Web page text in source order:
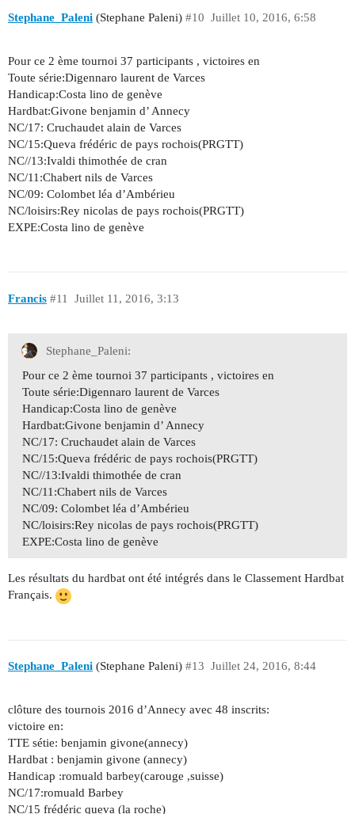
Stephane_Paleni (Stephane Paleni) Juillet 10, 2016, 6:58
#10
Pour ce 2 ème tournoi 37 participants , victoires en
Toute série:Digennaro laurent de Varces
Handicap:Costa lino de genève
Hardbat:Givone benjamin d’ Annecy
NC/17: Cruchaudet alain de Varces
NC/15:Queva frédéric de pays rochois(PRGTT)
NC//13:Ivaldi thimothée de cran
NC/11:Chabert nils de Varces
NC/09: Colombet léa d’Ambérieu
NC/loisirs:Rey nicolas de pays rochois(PRGTT)
EXPE:Costa lino de genève
Francis Juillet 11, 2016, 3:13
#11
Stephane_Paleni:
Pour ce 2 ème tournoi 37 participants , victoires en
Toute série:Digennaro laurent de Varces
Handicap:Costa lino de genève
Hardbat:Givone benjamin d’ Annecy
NC/17: Cruchaudet alain de Varces
NC/15:Queva frédéric de pays rochois(PRGTT)
NC//13:Ivaldi thimothée de cran
NC/11:Chabert nils de Varces
NC/09: Colombet léa d’Ambérieu
NC/loisirs:Rey nicolas de pays rochois(PRGTT)
EXPE:Costa lino de genève
Les résultats du hardbat ont été intégrés dans le Classement Hardbat
Français.
Stephane_Paleni (Stephane Paleni) Juillet 24, 2016, 8:44
#13
clôture des tournois 2016 d’Annecy avec 48 inscrits:
victoire en:
TTE sétie: benjamin givone(annecy)
Hardbat : benjamin givone (annecy)
Handicap :romuald barbey(carouge ,suisse)
NC/17:romuald Barbey
NC/15 frédéric queva (la roche)